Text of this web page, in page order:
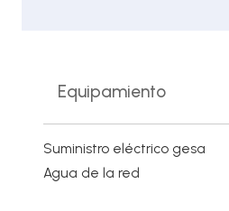
Equipamiento
Suministro eléctrico gesa
Agua de la red